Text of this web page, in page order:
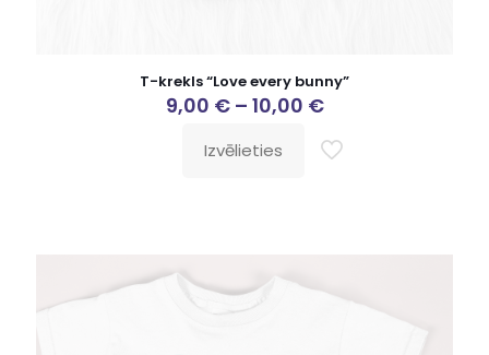
T-krekls “Love every bunny”
9,00 € – 10,00 €
Izvēlieties